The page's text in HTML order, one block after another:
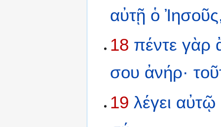
αὐτῇ ὁ
18 πέντε γὰρ
σου ἀνήρ·
19 λέγει αὐτῷ